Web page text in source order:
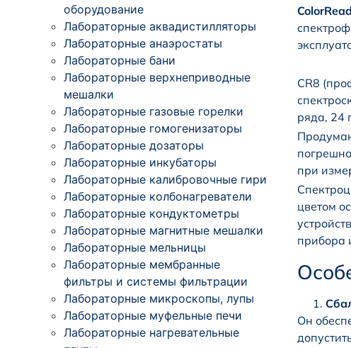
оборудование
Лабораторные аквадистилляторы
Лабораторные анаэростаты
Лабораторные бани
Лабораторные верхнеприводные
мешалки
Лабораторные газовые горелки
Лабораторные гомогенизаторы
Лабораторные дозаторы
Лабораторные инкубаторы
Лабораторные калибровочные гири
Лабораторные колбонагреватели
Лабораторные кондуктометры
Лабораторные магнитные мешалки
Лабораторные мельницы
Лабораторные мембранные
фильтры и системы фильтрации
Лабораторные микроскопы, лупы
Лабораторные муфельные печи
Лабораторные нагревательные
CR8
ряда, 24
при
цветом
прибора
Он